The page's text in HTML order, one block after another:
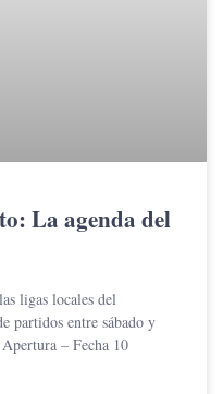
La agenda del
ligas locales del
partidos entre sábado y
– Fecha 10